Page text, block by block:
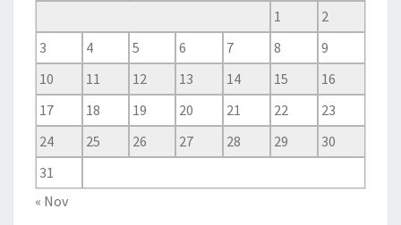
1
2
3
4 5 6 7 8
9
10
11 12 13 14 15
16
17
18 19 20 21 22
23
24
25 26 27 28 29
30
31
« Nov